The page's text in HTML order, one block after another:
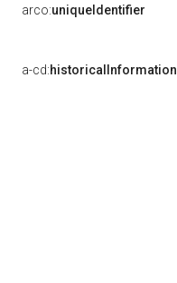
arco:uniqueIdentifier
a-cd:historicalInformation